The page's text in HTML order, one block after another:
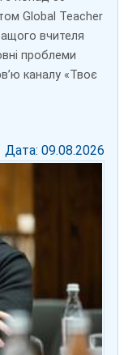
Global Teacher
вчителя
проблеми
каналу «Твоє
Дата: 09.08.2026